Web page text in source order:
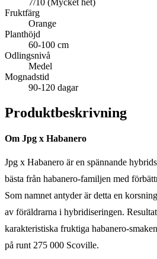
Fruktfärg
Orange
Planthöjd
60-100 cm
Odlingsnivå
Medel
Mognadstid
90-120 dagar
Produktbeskrivning
Om Jpg x Habanero
Jpg x Habanero är en spännande
bästa från habanero-familjen med
Som namnet antyder är detta en
av föräldrarna i hybridiseringen.
karakteristiska fruktiga habanero-
på runt 275 000 Scoville.